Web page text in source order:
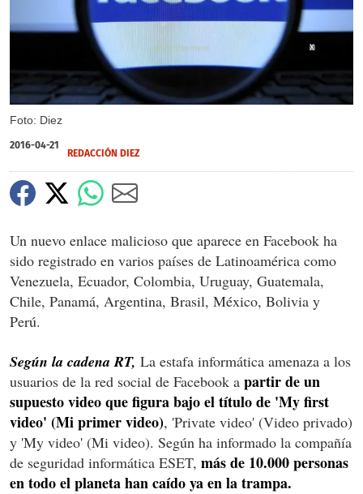
Foto: Diez
X
2016-04-21
REDACCIÓN DIEZ
Un nuevo enlace malicioso que aparece en Facebook ha
sido registrado en varios países de Latinoamérica como
Venezuela, Ecuador, Colombia, Uruguay, Guatemala,
Chile, Panamá, Argentina, Brasil, México, Bolivia y
Perú.
Según la cadena RT, La estafa informática amenaza a los
usuarios de la red social de Facebook a partir de un
supuesto video que figura bajo el título de 'My first
video' (Mi primer video), 'Private video' (Video privado)
y 'My video' (Mi video). Según ha informado la compañía
de seguridad informática ESET, más de 10.000 personas
en todo el planeta han caído ya en la trampa.